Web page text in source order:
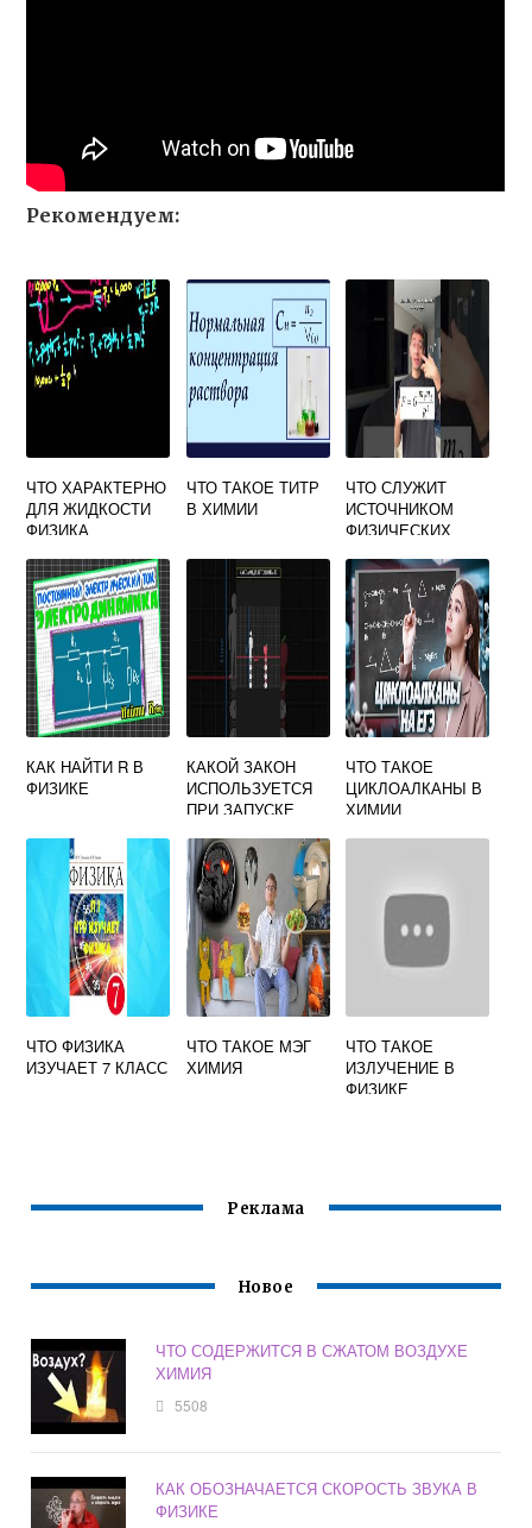
Рекомендуем:
ЧТО ХАРАКТЕРНО
ДЛЯ ЖИДКОСТИ
ФИЗИКА
ЧТО ТАКОЕ ТИТР
В ХИМИИ
ЧТО СЛУЖИТ
ИСТОЧНИКОМ
ФИЗИЧЕСКИХ
2 ОТВЕТЫ ТЕСТ
ПО ФИЗИКЕ ЗА 7
КЛАСС
КАК НАЙТИ R В
ФИЗИКЕ
КАКОЙ ЗАКОН
ИСПОЛЬЗУЕТСЯ
ПРИ ЗАПУСКЕ
ФИЗИКИ
ЧТО ТАКОЕ
ЦИКЛОАЛКАНЫ В
ХИМИИ
ЧТО ФИЗИКА
ИЗУЧАЕТ 7 КЛАСС
ЧТО ТАКОЕ МЭГ
ХИМИЯ
ЧТО ТАКОЕ
ИЗЛУЧЕНИЕ В
ФИЗИКЕ
Реклама
Новое
ЧТО СОДЕРЖИТСЯ В СЖАТОМ ВОЗДУХЕ
ХИМИЯ
5508
КАК ОБОЗНАЧАЕТСЯ СКОРОСТЬ ЗВУКА В
ФИЗИКЕ